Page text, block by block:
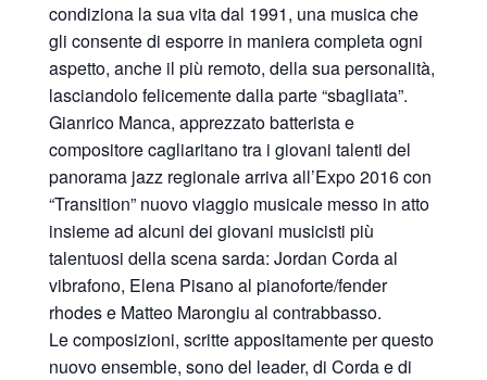
condiziona la sua vita dal 1991, una musica che
gli consente di esporre in maniera completa ogni
aspetto, anche il più remoto, della sua personalità,
lasciandolo felicemente dalla parte “sbagliata”.
Gianrico Manca, apprezzato batterista e
compositore cagliaritano tra i giovani talenti del
panorama jazz regionale arriva all’Expo 2016 con
“Transition” nuovo viaggio musicale messo in atto
insieme ad alcuni dei giovani musicisti più
talentuosi della scena sarda: Jordan Corda al
vibrafono, Elena Pisano al pianoforte/fender
rhodes e Matteo Marongiu al contrabbasso.
Le composizioni, scritte appositamente per questo
nuovo ensemble, sono del leader, di Corda e di